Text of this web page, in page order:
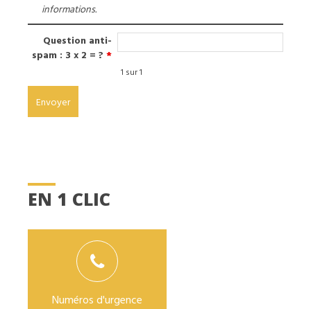
EN 1 CLIC
Numéros d'urgence
informations.
Question anti-
spam : 3 x 2 = ?*
1 sur 1